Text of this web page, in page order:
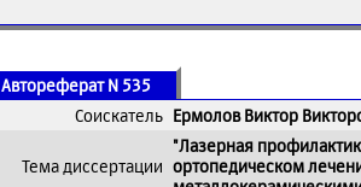
Автореферат N 535
Соискатель Ермолов Виктор
Тема диссертации
"Лазерная
ортопедическом